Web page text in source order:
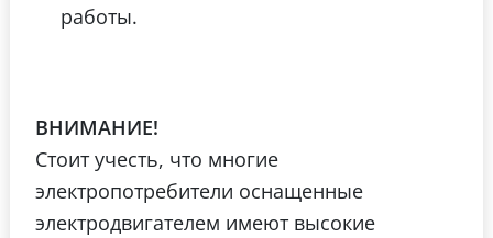
работы.
ВНИМАНИЕ!
Стоит учесть, что многие
электропотребители оснащенные
электродвигателем имеют высокие